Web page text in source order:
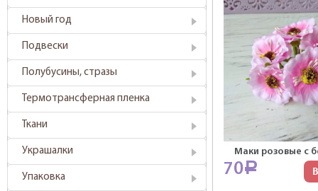
Новый год
Подвески
Полубусины, стразы
Термотрансферная пленка
Ткани
Украшалки
Упаковка
Маки розовые с
70Р